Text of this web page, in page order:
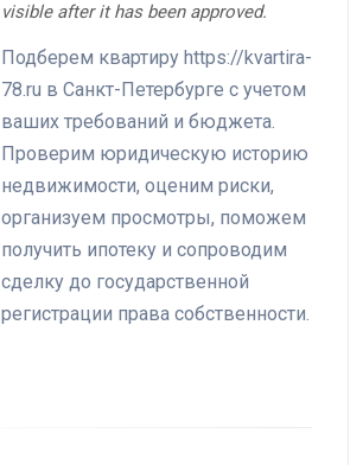
visible after it has been approved.
Подберем квартиру https://kvartira-
78.ru в Санкт-Петербурге с учетом
ваших требований и бюджета.
Проверим юридическую историю
недвижимости, оценим риски,
организуем просмотры, поможем
получить ипотеку и сопроводим
сделку до государственной
регистрации права собственности.